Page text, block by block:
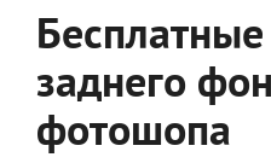
заднего
фотошопа